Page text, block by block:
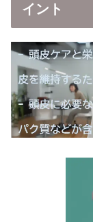
イント